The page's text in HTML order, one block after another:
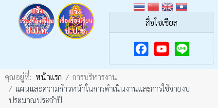
สื่อโซเชียล
F
c
Y
u
คุณอยู่ที่: หน้าแรก
การบริหารงาน
แผนและความก้าวหน้าในการดำเนินงานและการใช้จ่ายงบ
ประมาณประจำปี